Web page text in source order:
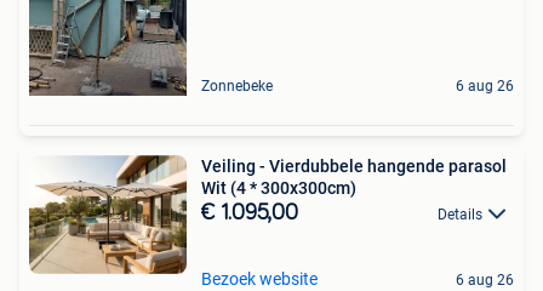
Zonnebeke 6 aug 26
Veiling - Vierdubbele hangende parasol
Wit (4 * 300x300cm)
€ 1.095,00 Details
Bezoek website 6 aug 26